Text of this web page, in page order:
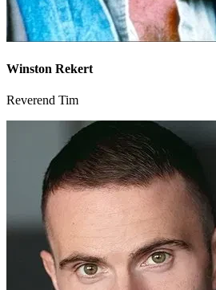
Winston Rekert
Reverend Tim